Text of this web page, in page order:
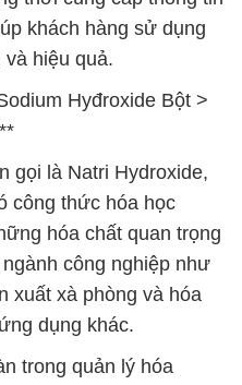
khách hàng sử dụng
và hiệu quả.
Hyđroxide Bột >
gọi là Natri Hydroxide,
công thức hóa học
hóa chất quan trọng
công nghiệp như
xuất xà phòng và hóa
dụng khác.
trong quản lý hóa